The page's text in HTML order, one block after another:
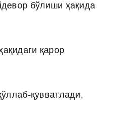
бўлиши ҳақида
қарор
қувватлади,